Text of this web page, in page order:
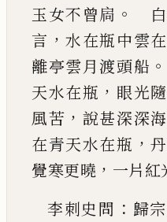
玉女不曾扄 。 白
言 ，水在瓶中雲
離亭雲月渡頭船 。
天水在瓶 ， 眼光
風苦 ， 說甚深深
在青天水在瓶 ，
覺寒更曉 ， 一片紅
李刺史問 ： 歸